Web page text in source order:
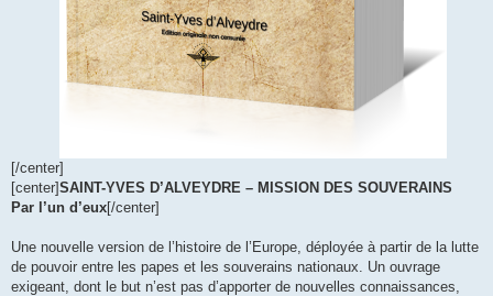
[/center]
[center]SAINT-YVES D’ALVEYDRE – MISSION DES SOUVERAINS
Par l’un d’eux[/center]
Une nouvelle version de l’histoire de l’Europe, déployée à partir de la lutte
de pouvoir entre les papes et les souverains nationaux. Un ouvrage
exigeant, dont le but n’est pas d’apporter de nouvelles connaissances,